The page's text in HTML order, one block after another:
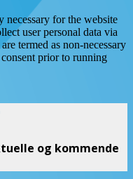
for the website
user personal data via
termed as non-necessary
prior to running
og kommende